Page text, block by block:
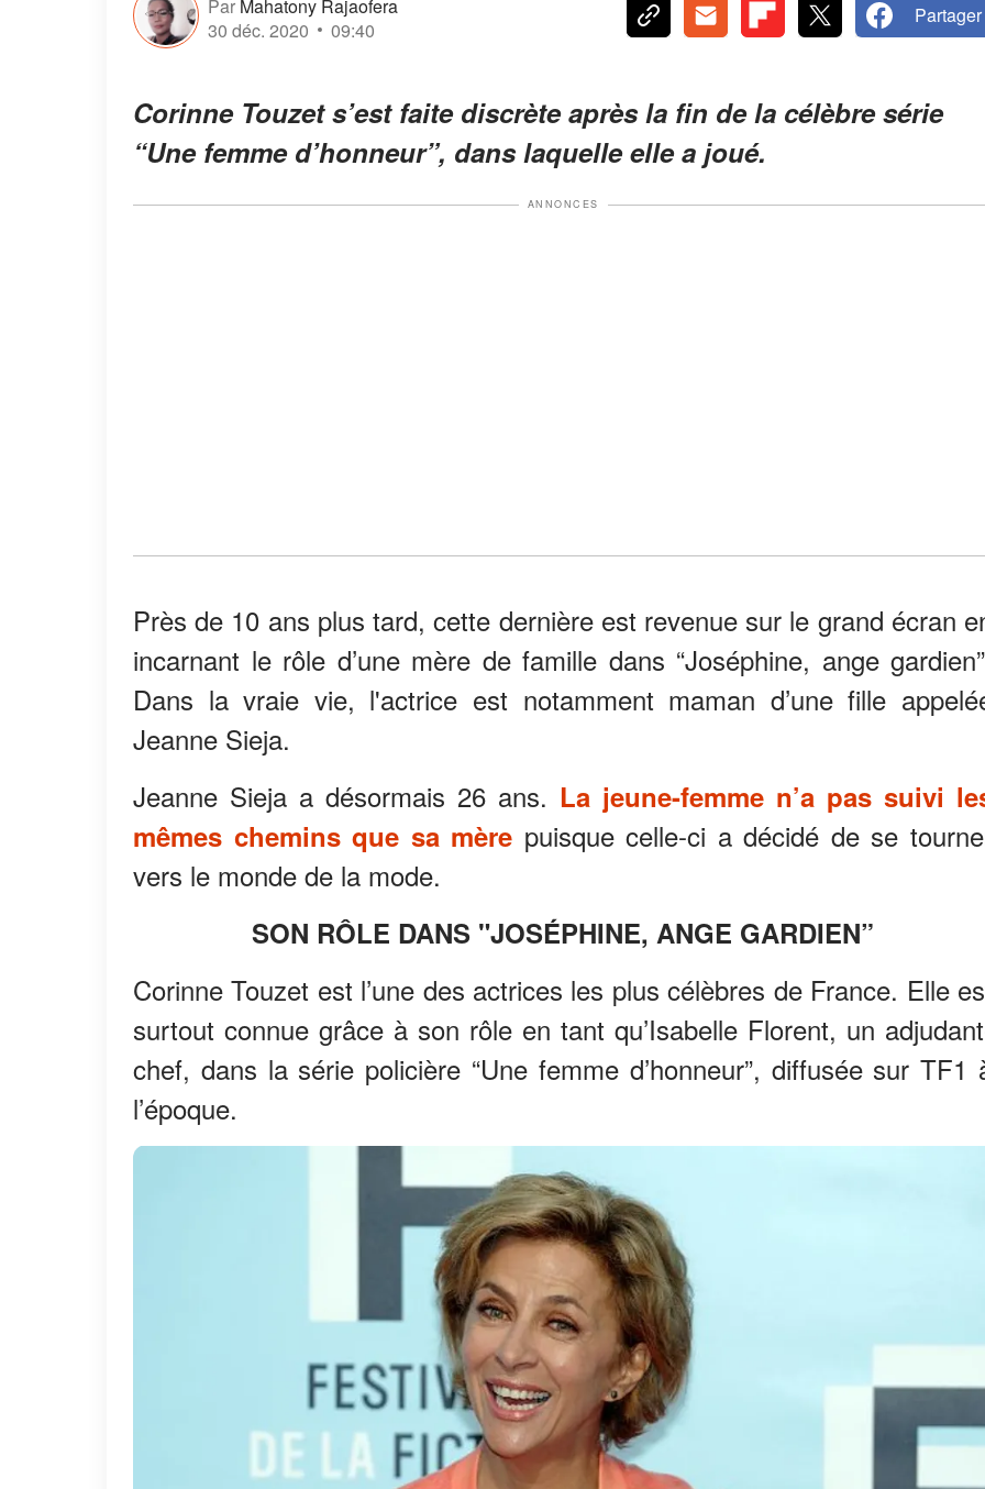
Par Mahatony Rajaofera
30 déc. 2020
09:40
Partager
Corinne Touzet s’est faite discrète après la fin de la célèbre série
“Une femme d’honneur”, dans laquelle elle a joué.
ANNONCES
Près de 10 ans plus tard, cette dernière est revenue sur le grand écran
incarnant le rôle d’une mère de famille dans “Joséphine, ange
Dans la vraie vie, l'actrice est notamment maman d’une fille
Jeanne Sieja.
Jeanne Sieja a désormais 26 ans. La jeune-femme n’a pas suivi
mêmes chemins que sa mère puisque celle-ci a décidé de se
vers le monde de la mode.
SON RÔLE DANS "JOSÉPHINE, ANGE GARDIEN”
Corinne Touzet est l’une des actrices les plus célèbres de France. Elle
surtout connue grâce à son rôle en tant qu’Isabelle Florent, un
chef, dans la série policière “Une femme d’honneur”, diffusée sur TF1
l’époque.